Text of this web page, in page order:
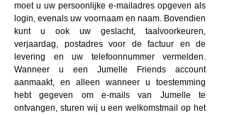
moet u uw persoonlijke e-mailadres opgeven als
login, evenals uw voornaam en naam. Bovendien
kunt u ook uw geslacht, taalvoorkeuren,
verjaardag, postadres voor de factuur en de
levering en uw telefoonnummer vermelden.
Wanneer u een Jumelle Friends account
aanmaakt, en alleen wanneer u toestemming
hebt gegeven om e-mails van Jumelle te
ontvangen, sturen wij u een welkomstmail op het